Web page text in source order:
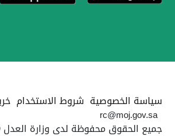
سياسة الخصوصية شروط الاستخدام
rc@moj.gov.sa
جميع الحقوق محفوظة لدى وزارة العدل ©